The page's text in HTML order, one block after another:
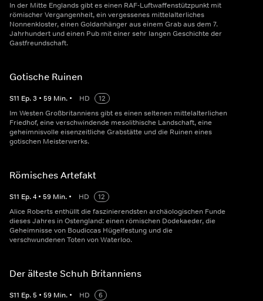
In der Mitte Englands gibt es einen RAF-Luftwaffenstützpunkt mit
römischer Vergangenheit, ein vergessenes mittelalterliches
Nonnenkloster, einen Goldanhänger aus einem Grab aus dem 7.
Jahrhundert und einen Pub mit einer sehr langen Geschichte der
Gastfreundschaft.
Gotische Ruinen
S11 Ep.3 • 59 Min. • HD
12
Im Westen Großbritanniens gibt es einen seltenen mittelalterlichen
Friedhof, eine verschwindende mesolithische Landschaft, eine
geheimnisvolle eisenzeitliche Grabstätte und die Ruinen eines
gotischen Meisterwerks.
Römisches Artefakt
S11 Ep.4 • 59 Min. • HD
12
Alice Roberts enthüllt die faszinierendsten archäologischen Funde
dieses Jahres in Ostengland: einen römischen Dodekaeder, die
Geheimnisse von Boudiccas Hügelfestung und die
verschwundenen Toten von Waterloo.
Der älteste Schuh Britanniens
S11 Ep.5 • 59 Min. • HD
6